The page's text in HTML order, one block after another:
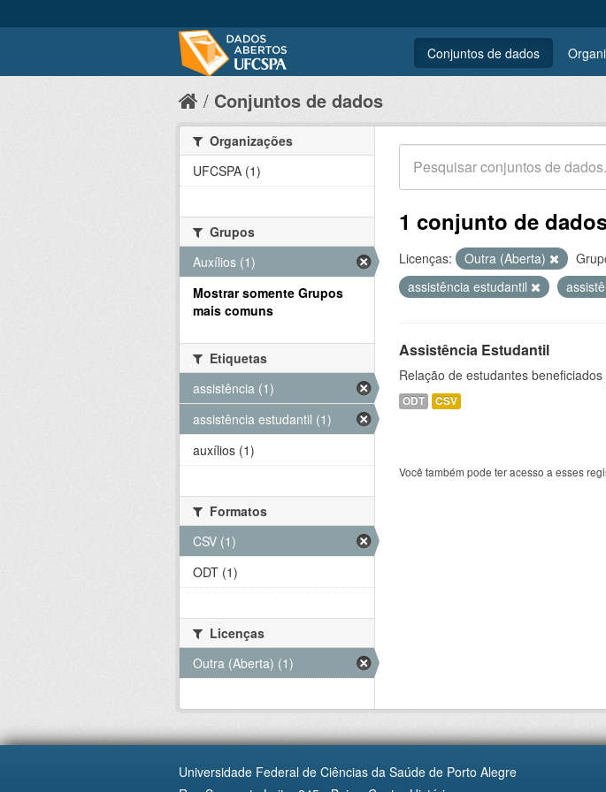
Conjuntos de dados
Conjuntos de dados
1 conjunto de
Licenças: Outra (Aberta)
assistência estudantil
Assistência Estudantil
Relação de estudantes
ODT CSV
Você também pode ter acesso a esses
Organizações
UFCSPA (1)
Grupos
Auxílios (1)
Mostrar somente Grupos
mais comuns
Etiquetas
assistência (1)
assistência estudantil (1)
auxílios (1)
Formatos
CSV (1)
ODT (1)
Licenças
Outra (Aberta) (1)
Universidade Federal de Ciências da Saúde de Porto Alegre